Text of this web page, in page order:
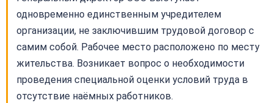
одновременно единственным учредителем
организации, не заключившим трудовой договор с
самим собой. Рабочее место расположено по месту
жительства. Возникает вопрос о необходимости
проведения специальной оценки условий труда в
отсутствие наёмных работников.